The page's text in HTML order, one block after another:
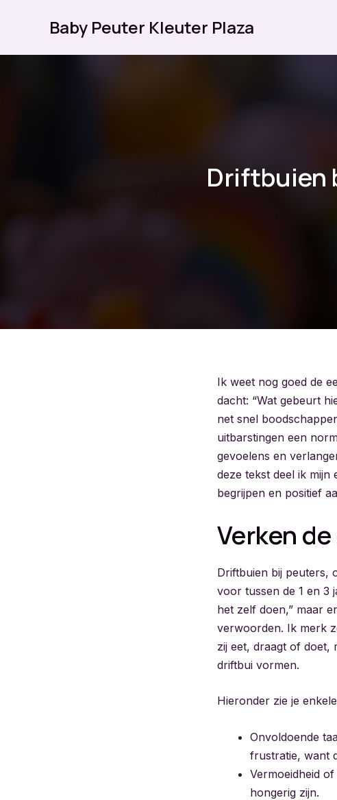
Baby Peuter Kleuter Plaza
Driftbuien
Ik weet nog goed de
dacht: “Wat gebeurt
net snel
uitbarstingen een
gevoelens en
deze tekst deel ik
begrijpen en positief
Verken
Driftbuien bij peuters,
voor tussen de 1 en 3
het zelf doen,” maar
verwoorden. Ik merk
zij eet, draagt of doet,
driftbui vormen.
Hieronder zie je
Onvoldoende
frustratie, want
Vermoeidheid
hongerig zijn.